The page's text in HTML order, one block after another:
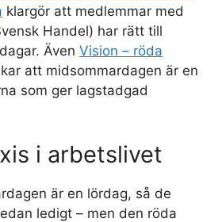
klargör att medlemmar med
Handel) har rätt till
Även Vision – röda
att midsommardagen är en
som ger lagstadgad
i arbetslivet
är en lördag, så de
ledigt – men den röda